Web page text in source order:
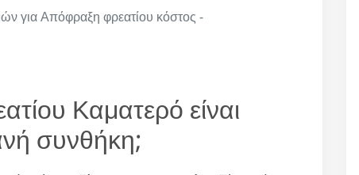
για Απόφραξη φρεατίου κόστος -
Καματερό είναι
συνθήκη;